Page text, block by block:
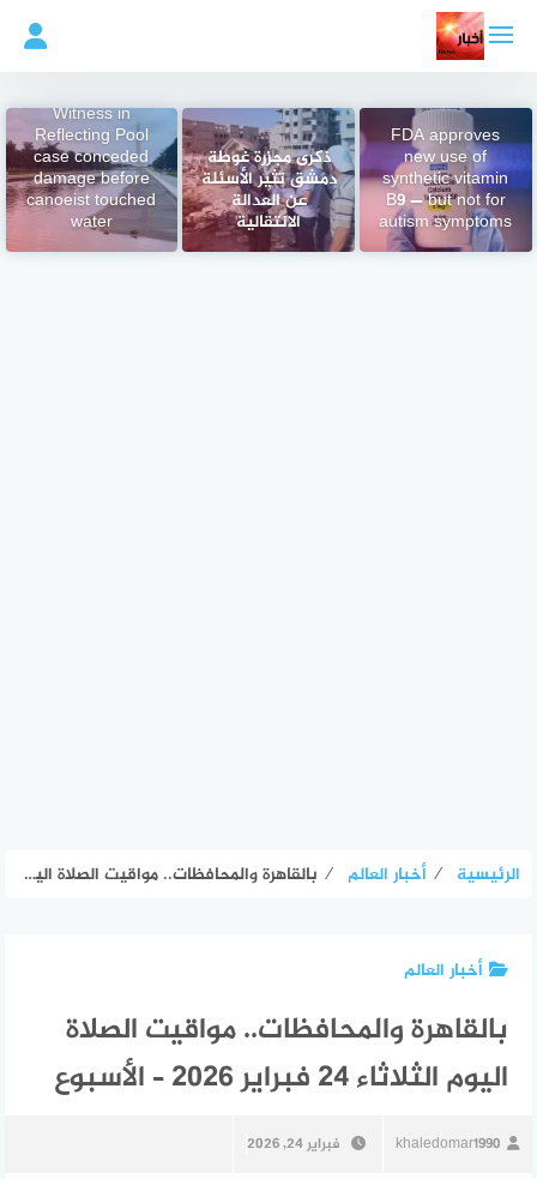
المحتوى
FDA approves
new use of
synthetic vitamin
B9 — but not for
autism symptoms
ذكرى مجزرة غوطة
دمشق تثير الأسئلة
عن العدالة
الانتقالية
Witness in
Reflecting Pool
case conceded
damage before
canoeist touched
water
الرئيسية ⁄ أخبار العالم ⁄ بالقاهرة والمحافظات.. مواقيت الصلاة اليوم الثلاثاء 24 فبراير 2026 – الأسبوع
أخبار العالم
بالقاهرة والمحافظات.. مواقيت الصلاة
اليوم الثلاثاء 24 فبراير 2026 – الأسبوع
khaledomar1990 فبراير 24, 2026